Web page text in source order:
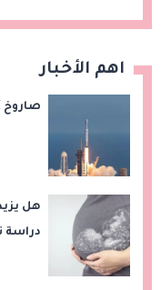
اهم الأخبار
صاروخ SpaceX يصطدم بالقمر
هل
دراسة